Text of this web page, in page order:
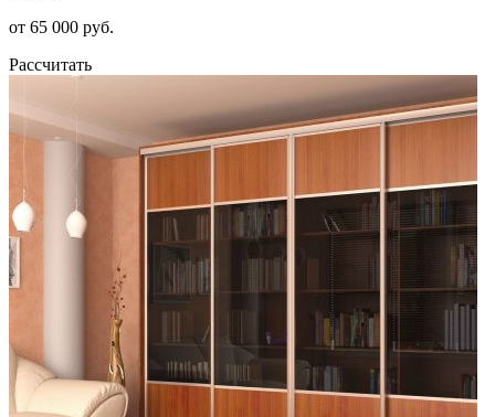
от 65 000 руб.
Рассчитать